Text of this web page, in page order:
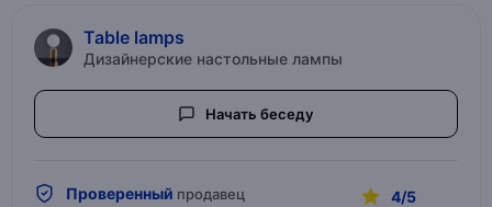
Table lamps
Дизайнерские настольные лампы
Начать беседу
Проверенный продавец 4/5